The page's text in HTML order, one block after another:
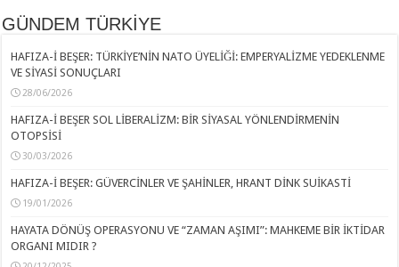
GÜNDEM TÜRKİYE
HAFIZA-İ BEŞER: TÜRKİYE’NİN NATO ÜYELİĞİ: EMPERYALİZME YEDEKLENME
VE SİYASİ SONUÇLARI
28/06/2026
HAFIZA-İ BEŞER SOL LİBERALİZM: BİR SİYASAL YÖNLENDİRMENİN
OTOPSİSİ
30/03/2026
HAFIZA-İ BEŞER: GÜVERCİNLER VE ŞAHİNLER, HRANT DİNK SUİKASTİ
19/01/2026
HAYATA DÖNÜŞ OPERASYONU VE “ZAMAN AŞIMI”: MAHKEME BİR İKTİDAR
ORGANI MIDIR ?